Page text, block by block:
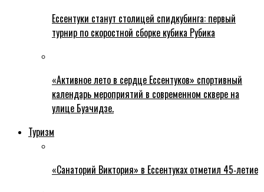
Ессентуки станут столицей спидкубинга: первый
турнир по скоростной сборке кубика Рубика
«Активное лето в сердце Ессентуков» спортивный
календарь мероприятий в современном сквере на
улице Буачидзе.
Туризм
«Санаторий Виктория» в Ессентуках отметил 45‑летие